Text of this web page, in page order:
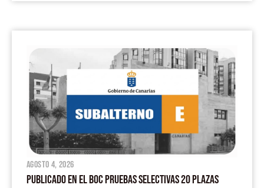
agosto 4, 2026
PUBLICADO EN EL BOC PRUEBAS SELECTIVAS 20 PLAZAS